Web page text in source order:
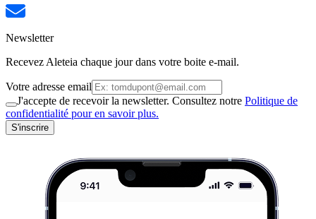
Newsletter
Recevez Aleteia chaque jour dans votre boite e-mail.
Votre adresse email
J'accepte de recevoir la newsletter. Consultez notre Politique de
confidentialité pour en savoir plus.
S'inscrire